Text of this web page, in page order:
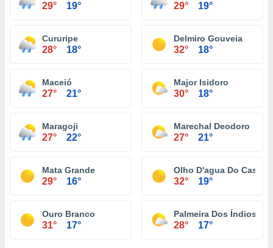
29° 19° 29° 19°
Cururipe
28° 18°
Delmiro Gouveia
32° 18°
Maceió
27° 21°
Major Isidoro
30° 18°
Maragoji
27° 22°
Marechal Deodoro
27° 21°
Mata Grande
29° 16°
Olho D'agua Do Casado
32° 19°
Ouro Branco
31° 17°
Palmeira Dos Índios
28° 17°